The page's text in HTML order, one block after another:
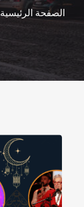
الصفحة الرئيسية